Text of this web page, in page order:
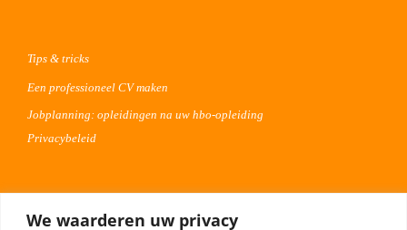
We waarderen uw privacy
Tips & tricks
Een professioneel CV maken
Jobplanning: opleidingen na uw hbo-opleiding
Privacybeleid